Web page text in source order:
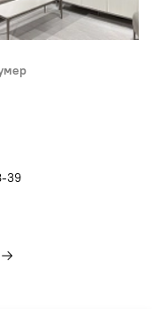
39